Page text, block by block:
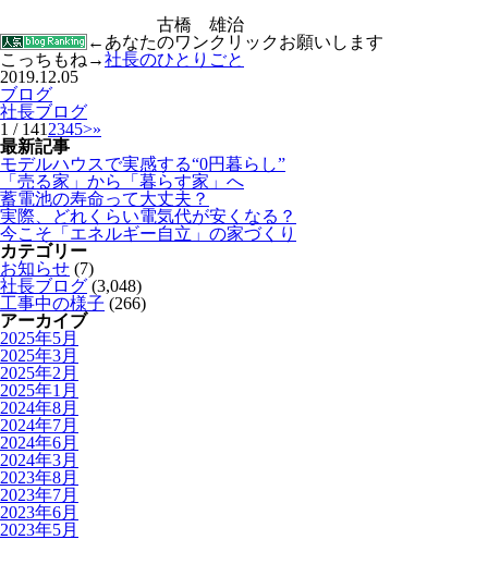
古橋 雄治
←あなたのワンクリックお願いします
こっちもね→社長のひとりごと
2019.12.05
ブログ
社長ブログ
1 / 141 2345>»
最新記事
モデルハウスで実感する“0円暮らし”
「売る家」から「暮らす家」へ
蓄電池の寿命って大丈夫？
実際、どれくらい電気代が安くなる？
今こそ「エネルギー自立」の家づくり
カテゴリー
お知らせ (7)
社長ブログ (3,048)
工事中の様子 (266)
アーカイブ
2025年5月
2025年3月
2025年2月
2025年1月
2024年8月
2024年7月
2024年6月
2024年3月
2023年8月
2023年7月
2023年6月
2023年5月